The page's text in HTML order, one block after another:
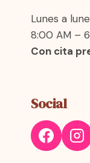
Lunes a
8:00 AM –
Con cita
Social